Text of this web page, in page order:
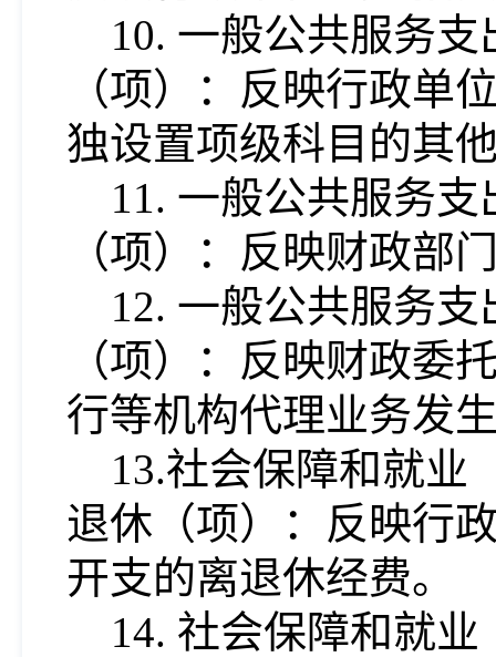
10. 一般公共服务
（项）：反映行政单
独设置项级科目的其
11. 一般公共服务
（项）：反映财政部
12. 一般公共服务
（项）：反映财政委
行等机构代理业务发
13.社会保障和就业
退休（项）：反映行
开支的离退休经费。
14. 社会保障和就